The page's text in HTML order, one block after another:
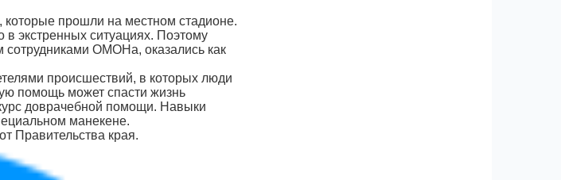
которые прошли на местном стадионе.
экстренных ситуациях. Поэтому
ОМОНа, оказались как
происшествий, в которых люди
помощь может спасти жизнь
доврачебной помощи. Навыки
манекене.
Правительства края.